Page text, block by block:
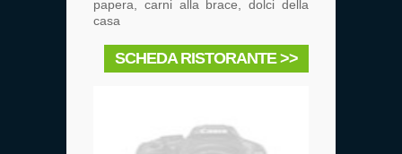
papera, carni alla brace, dolci della
casa
SCHEDA RISTORANTE >>